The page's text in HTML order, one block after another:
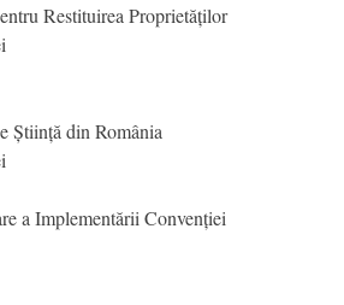
Restituirea Proprietăților
Știință din România
a Implementării Convenției